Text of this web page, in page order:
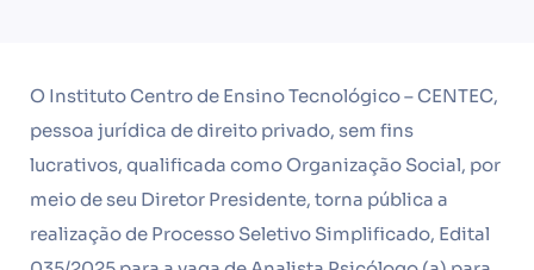
O Instituto Centro de Ensino Tecnológico – CENTEC,
pessoa jurídica de direito privado, sem fins
lucrativos, qualificada como Organização Social, por
meio de seu Diretor Presidente, torna pública a
realização de Processo Seletivo Simplificado, Edital